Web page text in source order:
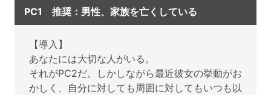
PC1 推奨：男性、家族を亡くしている
【導入】
あなたには大切な人がいる。
それがPC2だ。しかしながら最近彼女の挙動がお
かしく、自分に対しても周囲に対してもいつも以